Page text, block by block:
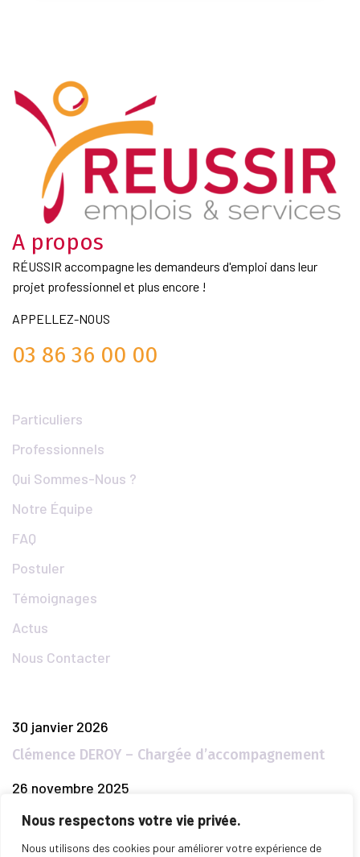
Nous respectons votre vie privée.
Nous utilisons des cookies pour améliorer votre expérience de
A propos
RÉUSSIR accompagne les demandeurs d'emploi dans leur
projet professionnel et plus encore !
APPELLEZ-NOUS
03 86 36 00 00
Particuliers
Professionnels
Qui Sommes-Nous ?
Notre Équipe
FAQ
Postuler
Témoignages
Actus
Nous Contacter
30 janvier 2026
Clémence DEROY – Chargée d’accompagnement
26 novembre 2025
TOME 2 – Envie de Réussir
26 novembre 2025